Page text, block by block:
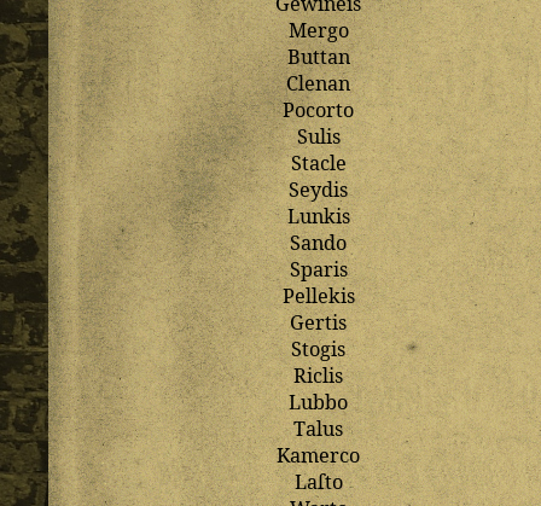
Mergo
Buttan
Clenan
Pocorto
Sulis
Stacle
Seydis
Lunkis
Sando
Sparis
Pellekis
Gertis
Stogis
Riclis
Lubbo
Talus
Kamerco
Laſto